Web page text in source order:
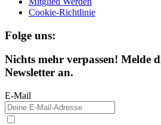
Cookie-Richtlinie
Folge uns:
Nichts mehr verpassen! Melde
Newsletter an.
E-Mail